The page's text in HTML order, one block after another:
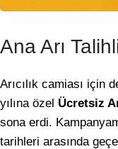
Ana Arı
Arıcılık camiası için
yılına özel Ücretsiz
sona erdi.
tarihleri arasında